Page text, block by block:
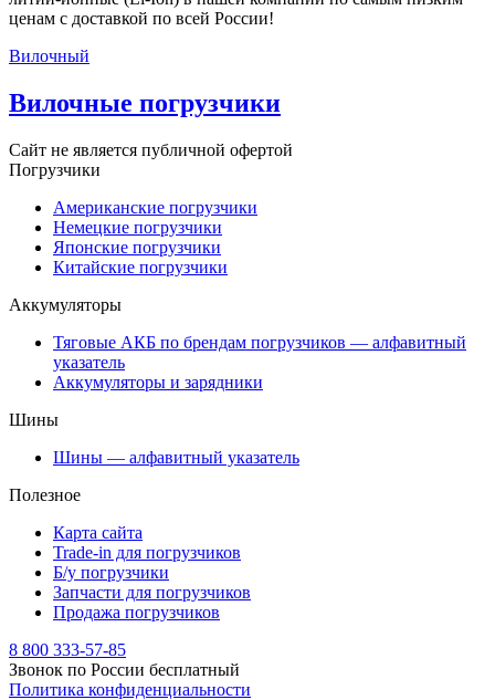
ценам с доставкой по всей России!
Вилочный
Вилочные погрузчики
Сайт не является публичной офертой
Погрузчики
Американские погрузчики
Немецкие погрузчики
Японские погрузчики
Китайские погрузчики
Аккумуляторы
Тяговые АКБ по брендам погрузчиков — алфавитный
указатель
Аккумуляторы и зарядники
Шины
Шины — алфавитный указатель
Полезное
Карта сайта
Trade-in для погрузчиков
Б/у погрузчики
Запчасти для погрузчиков
Продажа погрузчиков
8 800 333-57-85
Звонок по России бесплатный
Политика конфиденциальности